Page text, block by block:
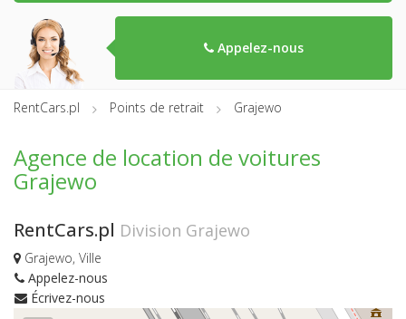
Appelez-nous
RentCars.pl Points de retrait Grajewo
Agence de location de voitures
Grajewo
RentCars.pl Division Grajewo
Grajewo, Ville
Appelez-nous
Écrivez-nous